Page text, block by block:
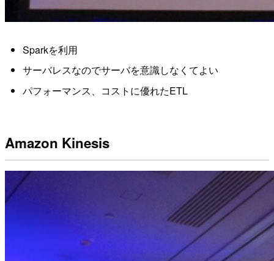
Sparkを利用
サーバレスなのでサーバを意識しなくてよい
パフォーマンス、コストに優れたETL
Amazon Kinesis